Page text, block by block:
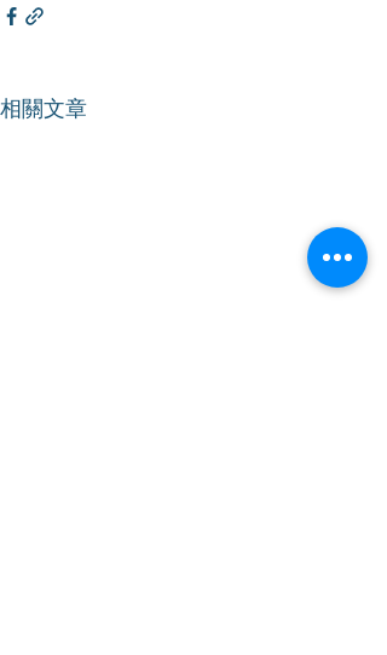
相關文章